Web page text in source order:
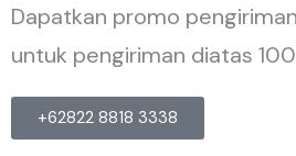
Dapatkan promo
untuk pengiriman diatas
+62822 8818 3338